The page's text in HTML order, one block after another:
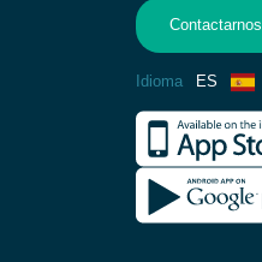
Contactarnos
Idioma ES
Francés
Inglés
Alemán